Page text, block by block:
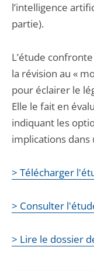
l’intelligence
partie).
L’étude
la révision au «
pour éclairer le
Elle le fait en
indiquant les
implications dans
> Télécharger
> Consulter
> Lire le dossier